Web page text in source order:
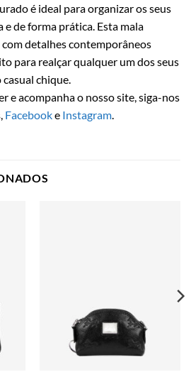
é ideal para organizar os seus
e de forma prática. Esta mala
detalhes contemporâneos
para realçar qualquer um dos seus
chique.
e acompanha o nosso site, siga-nos
Facebooke Instagram.